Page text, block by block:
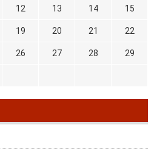
12 13 14 15
19 20 21 22
26 27 28 29